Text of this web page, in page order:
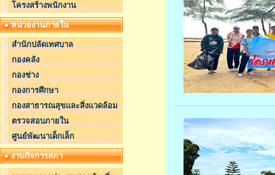
โครงสร้างพนักงาน
หน่วยงานภายใน
สำนักปลัดเทศบาล
กองคลัง
กองช่าง
กองการศึกษา
กองสาธารณสุขและสิ่งแวดล้อม
ตรวจสอบภายใน
ศูนย์พัฒนาเด็กเล็ก
งานกิจการสภา